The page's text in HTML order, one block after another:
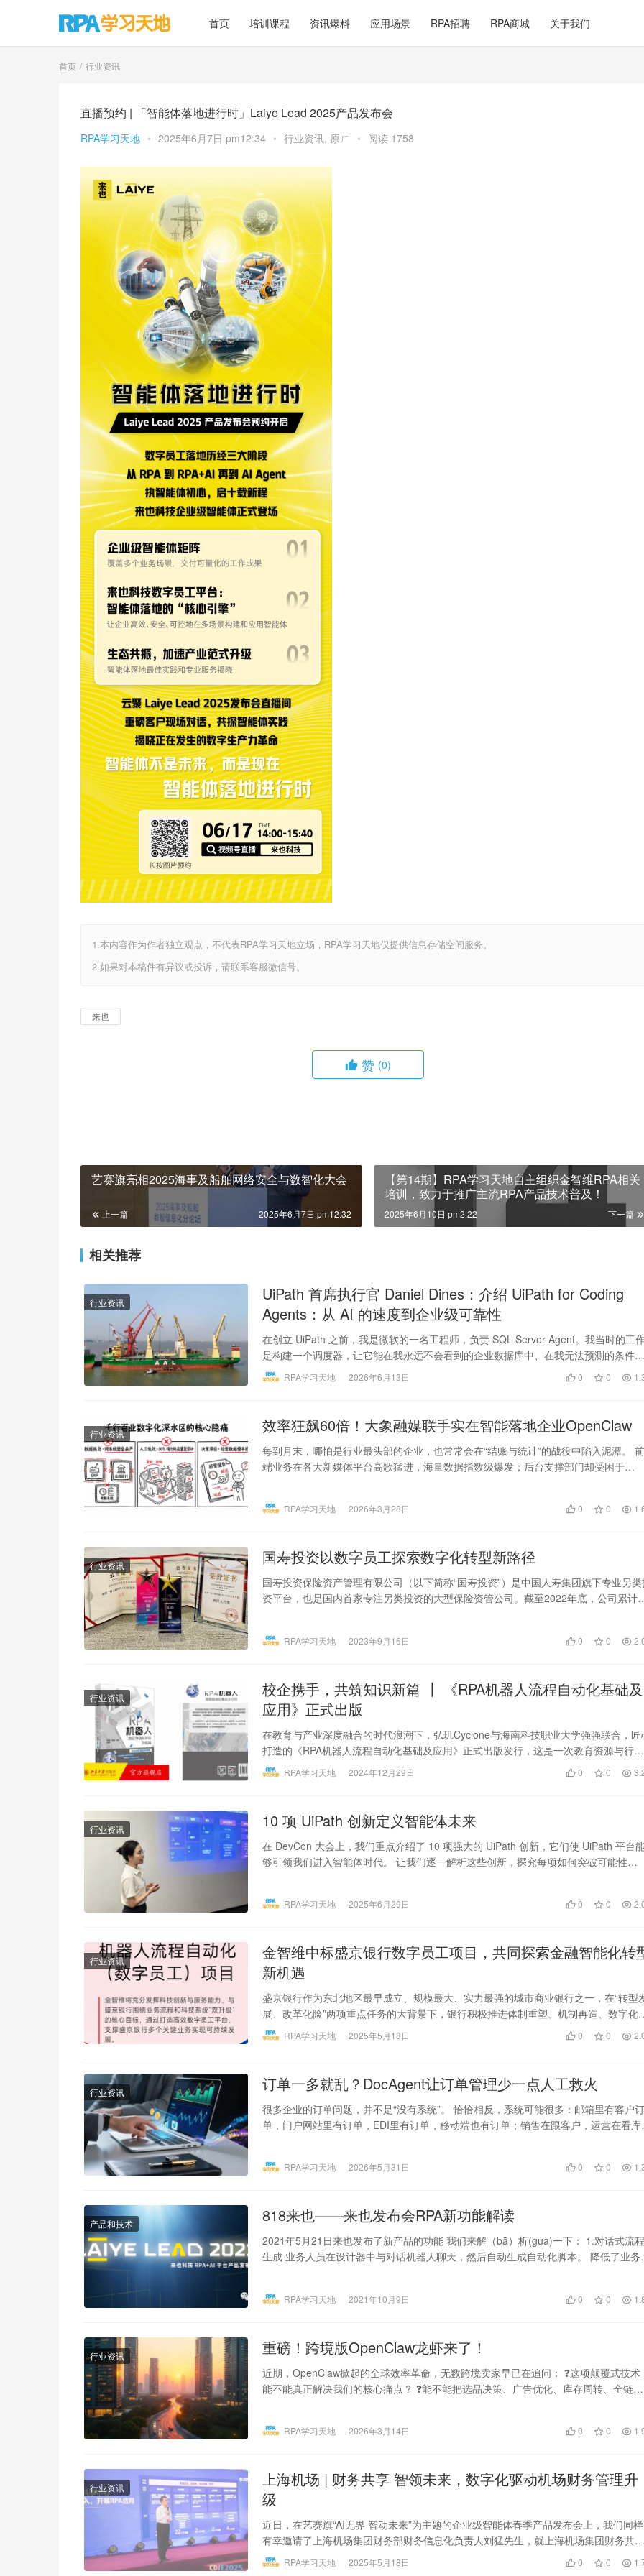
首页 培训课程 资讯爆料 应用场景 RPA招聘 RPA商城 关于我们
首页 行业资讯
直播预约 | 「智能体落地进行时」Laiye Lead 2025产品发布会
RPA学习天地 • 2025年6月7日 pm12:34 • 行业资讯, 原ㄏ • 阅读 1758
1.本内容作为作者独立观点，不代表RPA学习天地立场，RPA学习天地仅提供信息存储空间服务。
2.如果对本稿件有异议或投诉，请联系客服微信号。
来也
赞 (0)
艺赛旗亮相2025海事及船舶网络安全与数智化大会
上一篇 2025年6月7日 pm12:32
【第14期】RPA学习天地自主组织金智维RPA相关
培训，致力于推广主流RPA产品技术普及！
下一篇
2025年6月10日 pm2:22
相关推荐
行业资讯
UiPath 首席执行官 Daniel Dines：介绍 UiPath for Coding
Agents：从 AI 的速度到企业级可靠性
在创立 UiPath 之前，我是微软的一名工程师，负责 SQL Server Agent。我当时的工
是构建一个调度器，让它能在我永远不会看到的企业数据库中、在我无法预测的条件
下，…RPA学习天地 2026年6月13日 0 0
行业资讯 效率狂飙60倍！大象融媒联手实在智能落地企业OpenClaw
每到月末，哪怕是行业最头部的企业，也常常会在“结账与统计”的战役中陷入泥潭。 前
端业务在各大新媒体平台高歌猛进，海量数据指数级爆发；后台支撑部门却受困于
RPA学习天地 2026年3月28日 0 0
行业资讯 国寿投资以数字员工探索数字化转型新路径
国寿投资保险资产管理有限公司（以下简称“国寿投资”）是中国人寿集团旗下专业另类
资平台，也是国内首家专注另类投资的大型保险资管公司。截至2022年底，公司累计
RPA学习天地 2023年9月16日 0 0
行业资讯
校企携手，共筑知识新篇 ┃ 《RPA机器人流程自动化基础及
应用》正式出版
在教育与产业深度融合的时代浪潮下，弘玑Cyclone与海南科技职业大学强强联合，匠
打造的《RPA机器人流程自动化基础及应用》正式出版发行，这是一次教育资源与行业
实践的完美结合，旨…
RPA学习天地 2024年12月29日 0 0
行业资讯 10 项 UiPath 创新定义智能体未来
在 DevCon 大会上，我们重点介绍了 10 项强大的 UiPath 创新，它们使 UiPath 平台
够引领我们进入智能体时代。 让我们逐一解析这些创新，探究每项如何突破可能性…
RPA学习天地 2025年6月29日 0 0
行业资讯
金智维中标盛京银行数字员工项目，共同探索金融智能化转
新机遇
盛京银行作为东北地区最早成立、规模最大、实力最强的城市商业银行之一，在“转型
展、改革化险”两项重点任务的大背景下，银行积极推进体制重塑、机制再造、数字化
型三大战略任务达成。 为…
RPA学习天地 2025年5月18日 0 0
行业资讯 订单一多就乱？DocAgent让订单管理少一点人工救火
很多企业的订单问题，并不是“没有系统”。 恰恰相反，系统可能很多：邮箱里有客户订
单，门户网站里有订单，EDI里有订单，移动端也有订单；销售在跟客户，运营在看库
RPA学习天地 2026年5月31日 0 0
产品和技术 818来也——来也发布会RPA新功能解读
2021年5月21日来也发布了新产品的功能 我们来解（bā）析(guà)一下： 1.对话式流程
生成 业务人员在设计器中与对话机器人聊天，然后自动生成自动化脚本。 降低了业务
RPA学习天地 2021年10月9日 0 0
行业资讯 重磅！跨境版OpenClaw龙虾来了！
近期，OpenClaw掀起的全球效率革命，无数跨境卖家早已在追问： ❓这项颠覆式技术
能不能真正解决我们的核心痛点？ ❓能不能把选品决策、广告优化、库存周转、全链路
RPA学习天地 2026年3月14日 0 0
行业资讯
上海机场 | 财务共享 智领未来，数字化驱动机场财务管理升
级
近日，在艺赛旗“AI无界·智动未来”为主题的企业级智能体春季产品发布会上，我们同样
有幸邀请了上海机场集团财务部财务信息化负责人刘猛先生，就上海机场集团财务共享
数字化转型的实践与探索…
RPA学习天地 2025年5月18日 0 0